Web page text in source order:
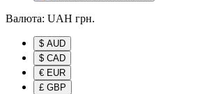
Валюта: UAH грн.
$ AUD
$ CAD
€ EUR
£ GBP